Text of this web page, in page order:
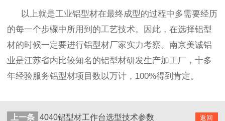
以上就是工业铝型材在最终成型的过程中多需要经历
的每一个步骤中所用到的工艺技术。因此，在选择铝型
材的时候一定要进行铝型材厂家实力考察。南京美诚铝
业是江苏省内比较知名的铝型材研发生产加工厂，十多
年经验服务铝型材项目数以万计， 100%得到肯定。
返回
上一条 4040铝型材工作台选型技术参数